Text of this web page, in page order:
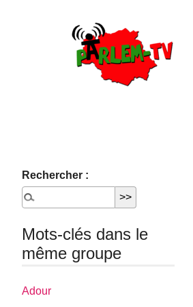
Rechercher :
Mots-clés dans le
même groupe
Adour